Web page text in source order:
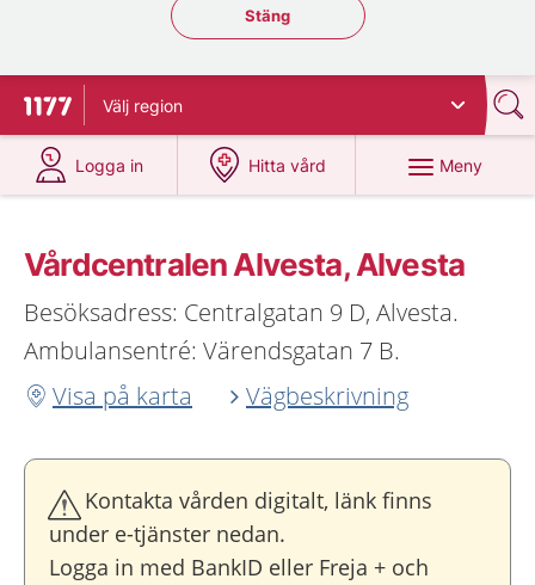
Stäng regionsväljaren
Stäng
Till startsidan för 1177
Välj region
Logga in
på 1177.se
Hitta vård
på 1177.se
Meny
Vårdcentralen Alvesta, Alvesta
Besöksadress: Centralgatan 9 D, Alvesta.
Ambulansentré: Värendsgatan 7 B.
Visa på karta
Vägbeskrivning
Kontakta vården digitalt, länk finns
under e-tjänster nedan.
Logga in med BankID eller Freja + och